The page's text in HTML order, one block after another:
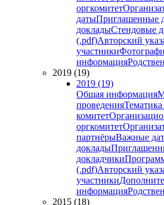
оргкомитет
датыПриглашенные
докладыСтендовые
(.pdf)Авторский
участники
информация
2019 (19)
2019 (19)
Общая информация
проведения
комитет
оргкомитет
партнёрыВажные
доклады
докладчики
(.pdf)Авторский
участники
информация
2015 (18)